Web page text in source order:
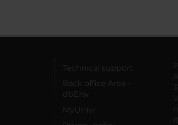
Technical support
Back office Area -
dbErw
MyUnivr